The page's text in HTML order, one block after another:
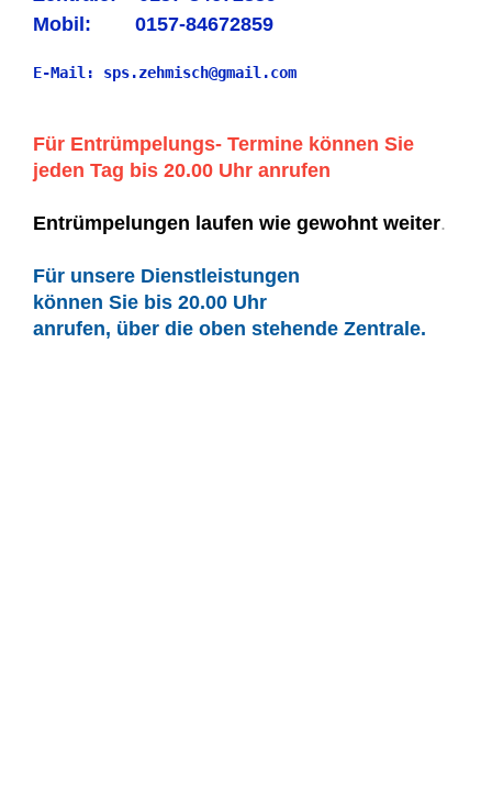
Mobil: 0157-84672859
E-Mail: sps.zehmisch@gmail.com
Für Entrümpelungs- Termine können Sie
jeden Tag bis 20.00 Uhr anrufen
Entrümpelungen laufen wie gewohnt weiter.
Für unsere Dienstleistungen
können Sie bis 20.00 Uhr
anrufen, über die oben stehende Zentrale.